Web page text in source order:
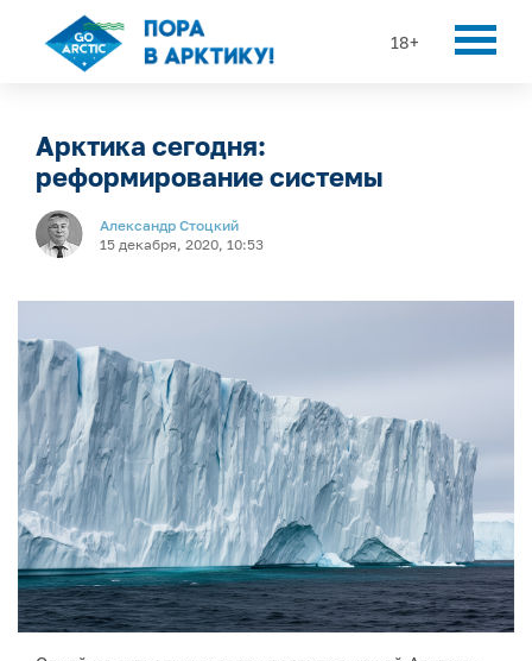
18+
Арктика сегодня:
реформирование системы
Александр Стоцкий
15 декабря, 2020, 10:53